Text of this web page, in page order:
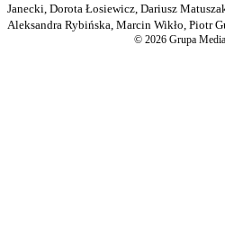
Janecki, Dorota Łosiewicz, Dariusz
Aleksandra Rybińska, Marcin Wikło, Piotr
© 2026 Grupa